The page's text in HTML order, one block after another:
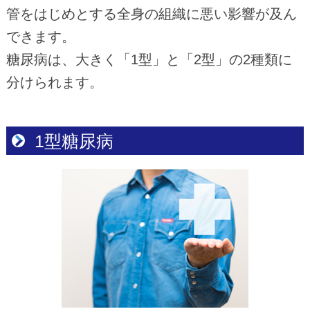
管をはじめとする全身の組織に悪い影響が及ん
できます。
糖尿病は、大きく「1型」と「2型」の2種類に
分けられます。
1型糖尿病